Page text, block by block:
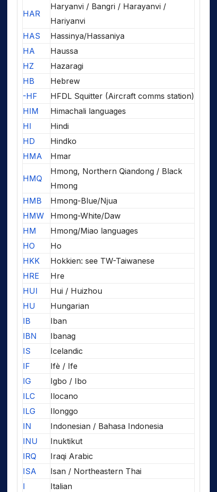
HAR
Haryanvi / Bangri / Harayanvi /
Hariyanvi
HAS
Hassinya/Hassaniya
HA
Haussa
HZ
Hazaragi
HB
Hebrew
-HF
HFDL Squitter (Aircraft comms station)
HIM
Himachali languages
HI
Hindi
HD
Hindko
HMA
Hmar
HMQ
Hmong, Northern Qiandong / Black
Hmong
HMB
Hmong-Blue/Njua
HMW
Hmong-White/Daw
HM
Hmong/Miao languages
HO
Ho
HKK
Hokkien: see TW-Taiwanese
HRE
Hre
HUI
Hui / Huizhou
HU
Hungarian
IB
Iban
IBN
Ibanag
IS
Icelandic
IF
Ifè / Ife
IG
Igbo / Ibo
ILC
Ilocano
ILG
Ilonggo
IN
Indonesian / Bahasa Indonesia
INU
Inuktikut
IRQ
Iraqi Arabic
ISA
Isan / Northeastern Thai
I
Italian